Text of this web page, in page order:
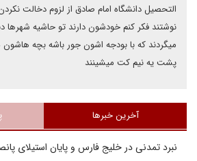
التحصیل دانشگاه امام صادق از لزوم دخالت
نوشتند فکر کنم خودشون دارند تو حاشیه شهرها
میگردند که با بودجه اشون جور باشه بچه
پشت یه نیم کت میشینند
آخرین خبرها
نبرد تمدنی در خلیج فارس و پایان استیلای